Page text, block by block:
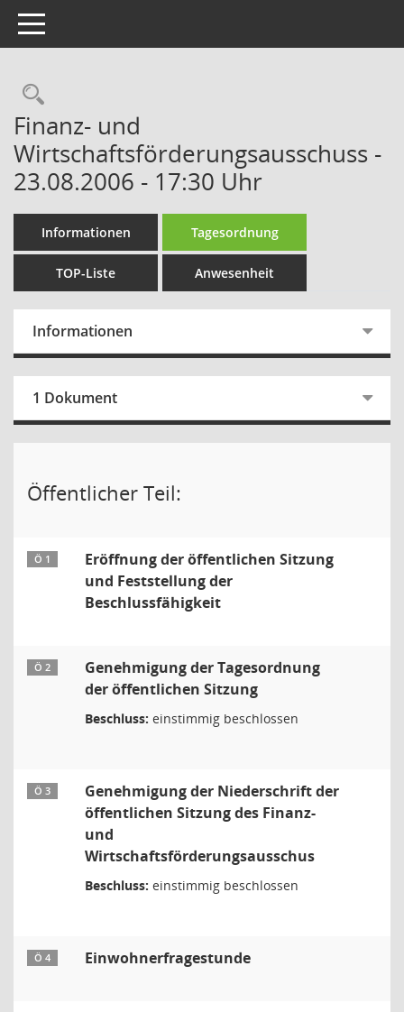
Toggle navigation
Rechercheauswahl
Finanz- und
Wirtschaftsförderungsausschuss -
23.08.2006 - 17:30 Uhr
Informationen Tagesordnung
TOP-Liste Anwesenheit
Informationen
1 Dokument
Öffentlicher Teil:
Ö 1
Eröffnung der öffentlichen Sitzung
und Feststellung der
Beschlussfähigkeit
Ö 2
Genehmigung der Tagesordnung
der öffentlichen Sitzung
Beschluss: einstimmig beschlossen
Ö 3
Genehmigung der Niederschrift der
öffentlichen Sitzung des Finanz-
und
Wirtschaftsförderungsausschus
Beschluss: einstimmig beschlossen
Ö 4 Einwohnerfragestunde